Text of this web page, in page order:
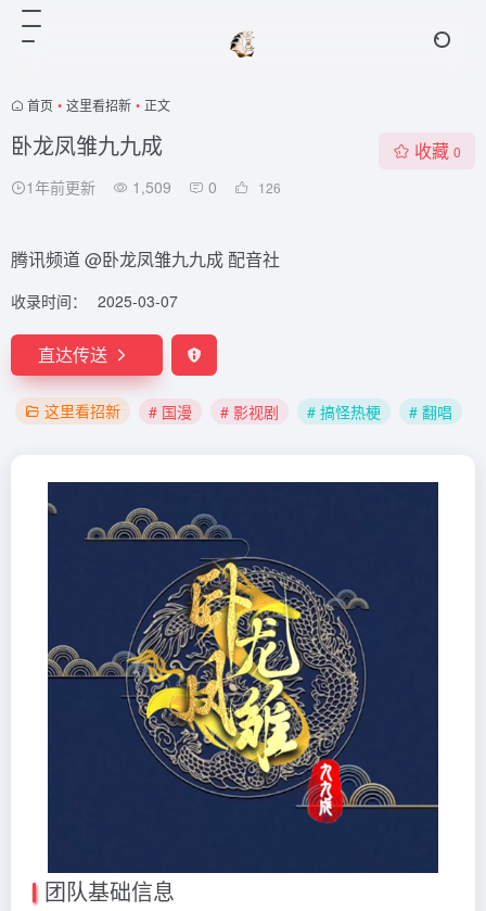
首页 • 这里看招新 • 正文
卧龙凤雏九九成
1年前更新 1,509 0 126
收藏 0
腾讯频道 @卧龙凤雏九九成 配音社
收录时间： 2025-03-07
直达传送
这里看招新 # 国漫 # 影视剧 # 搞怪热梗 # 翻唱
团队基础信息